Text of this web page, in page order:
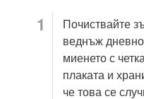
Почиствайте
веднъж
миенето с
плаката и
че това се